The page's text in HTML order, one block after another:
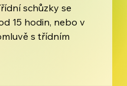
schůzky se
15 hodin, nebo v
s třídním